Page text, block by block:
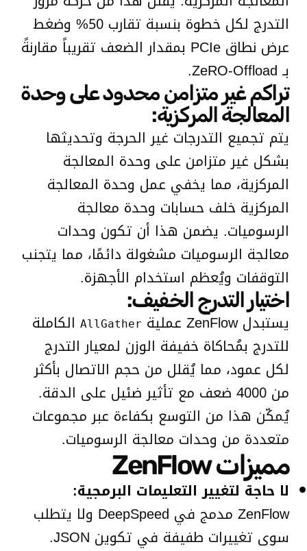
التدرج لكل خطوة بنسبة تقارب 50% وضغط
عرض نطاق PCIe بمقدار الضعف تقريباً مقارنةً
بـ ZeRO-Offload.
تراكم غير متزامن محدود على وحدة
المعالجة المركزية:
يتم تجميع التدرجات غير الحرجة وتحديثها
بشكل غير متزامن على وحدة المعالجة
المركزية، مما يخفي عمل وحدة المعالجة
المركزية خلف حسابات وحدة معالجة
الرسوميات. يضمن هذا أن تكون وحدات
معالجة الرسوميات مشغولة دائمًا، مما يتجنب
التوقفات ويُعظم استخدام الأجهزة.
اختيار التدرج الخفيف:
يستبدل ZenFlow عملية AllGather الكاملة
للتدرج بمُحاكاة خفيفة الوزن لمعيار التدرج
لكل عمود، مما يُقلل من حجم الاتصال بأكثر
من 4000 ضعف مع تأثير ضئيل على الدقة.
يُمكّن هذا من التوسع بكفاءة عبر مجموعات
متعددة من وحدات معالجة الرسوميات.
مميزات ZenFlow
لا حاجة لتغيير التعليمات البرمجية:
ZenFlow مدمج في DeepSpeed ولا يتطلب
سوى تغييرات طفيفة في تكوين JSON.